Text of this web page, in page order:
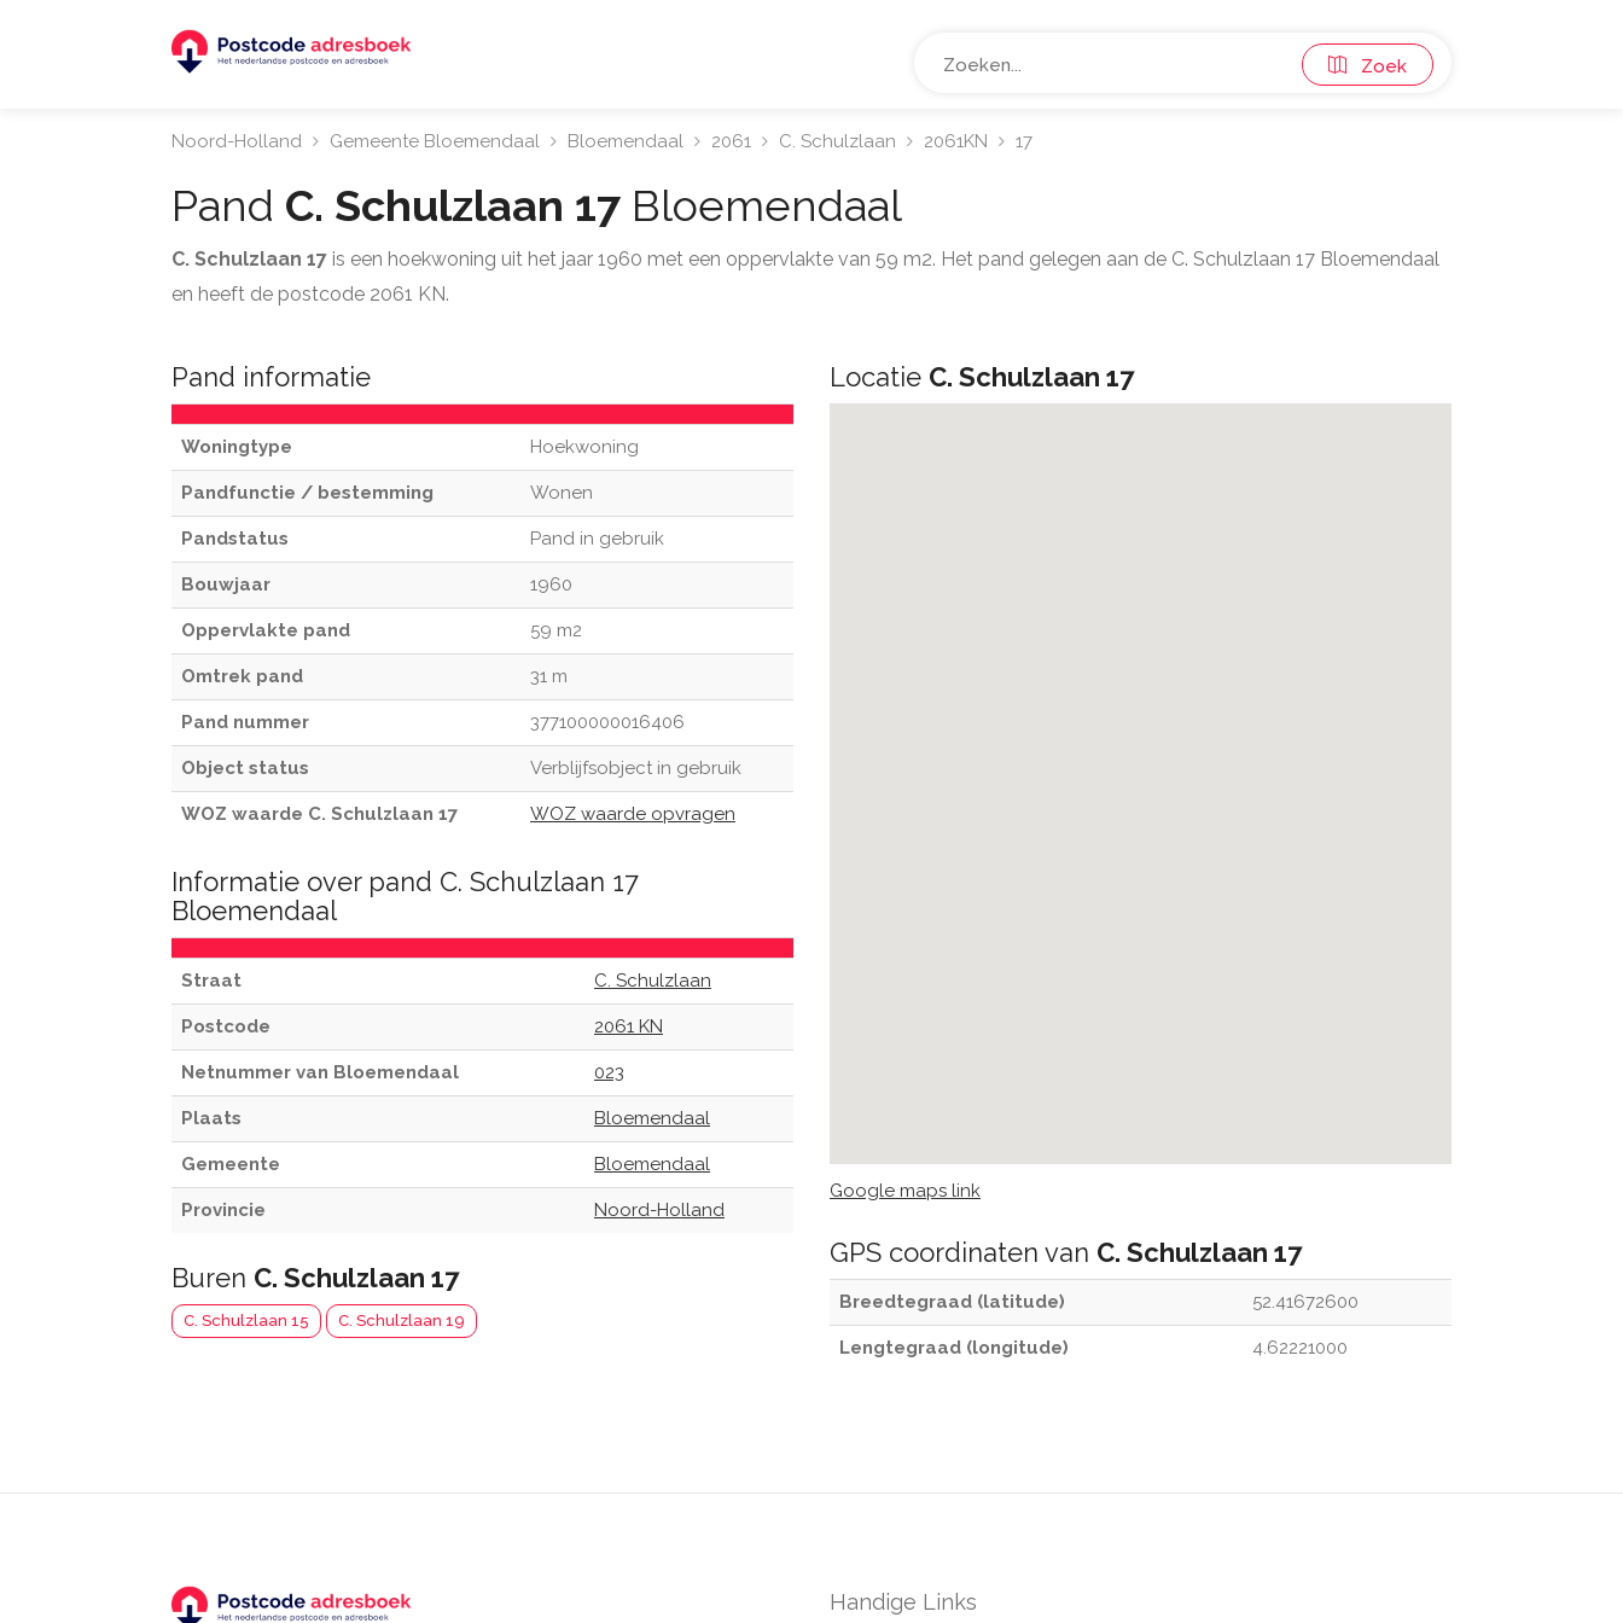
Zoek
Noord-Holland Gemeente Bloemendaal Bloemendaal 2061 C. Schulzlaan 2061KN 17
Pand C. Schulzlaan 17 Bloemendaal
C. Schulzlaan 17 is een hoekwoning uit het jaar 1960 met een oppervlakte van 59 m2. Het pand gelegen aan de C. Schulzlaan 17 Bloemendaal
en heeft de postcode 2061 KN.
Pand informatie
Woningtype Hoekwoning
Pandfunctie / bestemming Wonen
Pandstatus Pand in gebruik
Bouwjaar 1960
Oppervlakte pand 59 m2
Omtrek pand 31 m
Pand nummer 377100000016406
Object status Verblijfsobject in gebruik
WOZ waarde C. Schulzlaan 17 WOZ waarde opvragen
Informatie over pand C. Schulzlaan 17
Bloemendaal
Straat C. Schulzlaan
Postcode 2061 KN
Netnummer van Bloemendaal 023
Plaats Bloemendaal
Gemeente Bloemendaal
Provincie Noord-Holland
Buren C. Schulzlaan 17
C. Schulzlaan 15 C. Schulzlaan 19
Locatie C. Schulzlaan 17
Google maps link
GPS coordinaten van C. Schulzlaan 17
Breedtegraad (latitude) 52.41672600
Lengtegraad (longitude) 4.62221000
Handige Links